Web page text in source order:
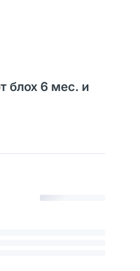
блох 6 мес. и